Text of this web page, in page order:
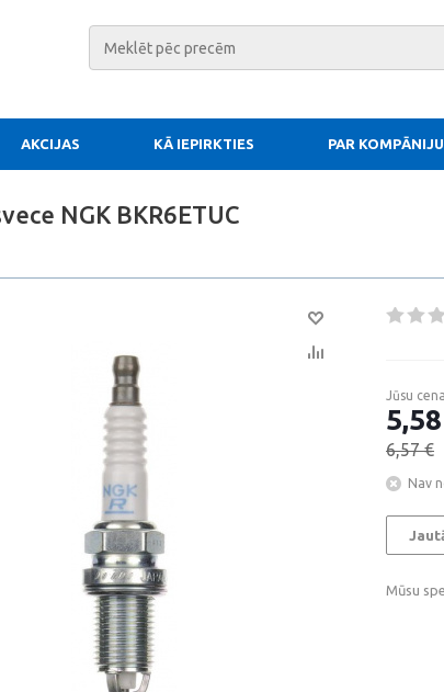
AKCIJAS KĀ IEPIRKTIES PAR KOMPĀNIJU
NGK BKR6ETUC
Jūsu cena
6,57 €
Nav
Mūsu